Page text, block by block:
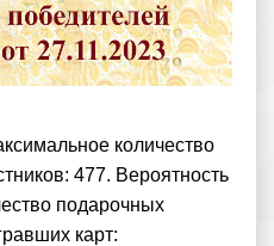
количество
477. Вероятность
подарочных
карт: